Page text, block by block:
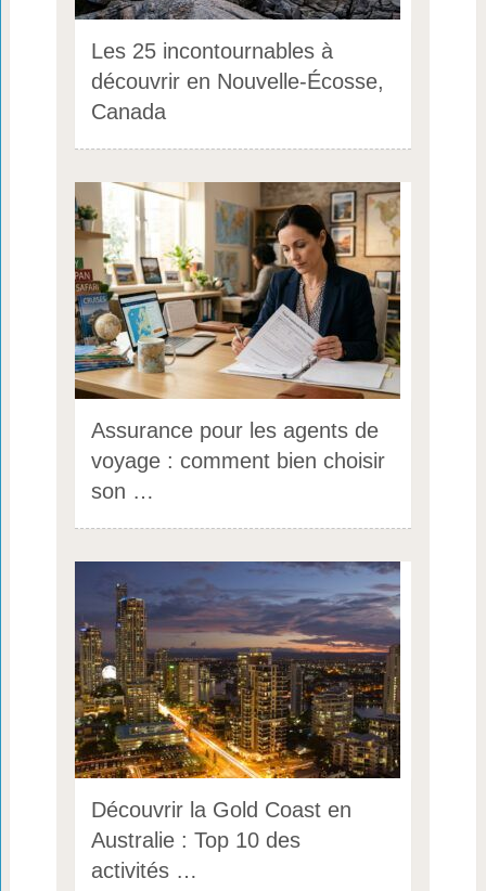
Les 25 incontournables à
découvrir en Nouvelle-Écosse,
Canada
Assurance pour les agents de
voyage : comment bien choisir
son …
Découvrir la Gold Coast en
Australie : Top 10 des
activités …